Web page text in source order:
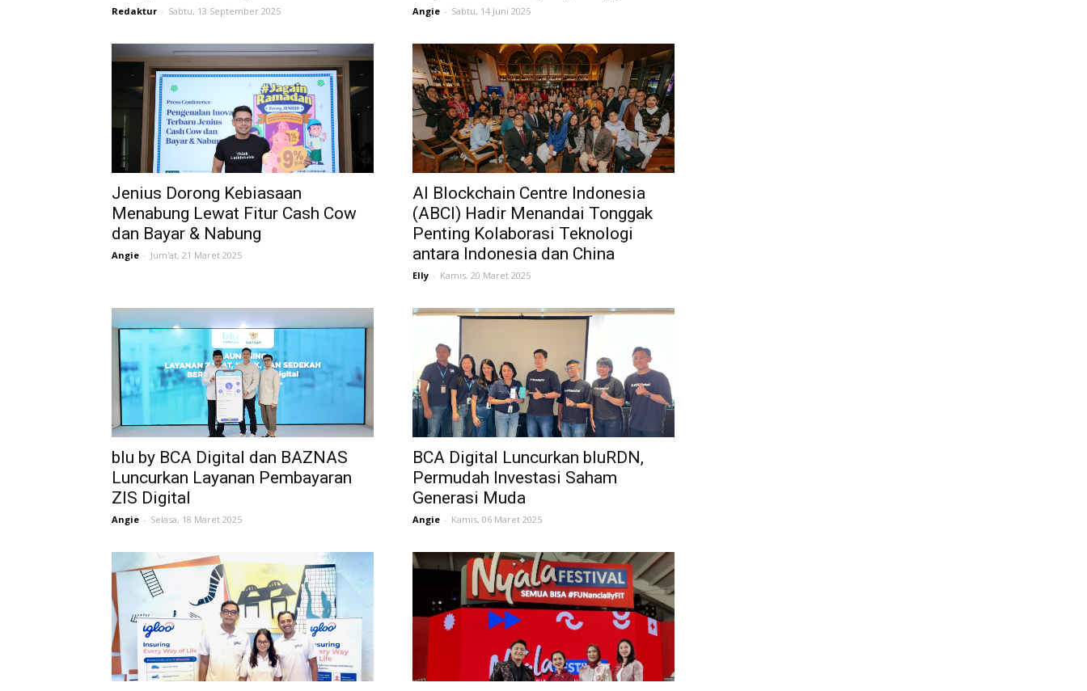
Redaktur - Sabtu, 13 September 2025 Angie - Sabtu, 14 Juni 2025
Jenius Dorong Kebiasaan
Menabung Lewat Fitur Cash Cow
dan Bayar & Nabung
Angie - Jum'at, 21 Maret 2025
AI Blockchain Centre Indonesia
(ABCI) Hadir Menandai Tonggak
Penting Kolaborasi Teknologi
antara Indonesia dan China
Elly - Kamis, 20 Maret 2025
blu by BCA Digital dan BAZNAS
Luncurkan Layanan Pembayaran
ZIS Digital
Angie - Selasa, 18 Maret 2025
BCA Digital Luncurkan bluRDN,
Permudah Investasi Saham
Generasi Muda
Angie - Kamis, 06 Maret 2025